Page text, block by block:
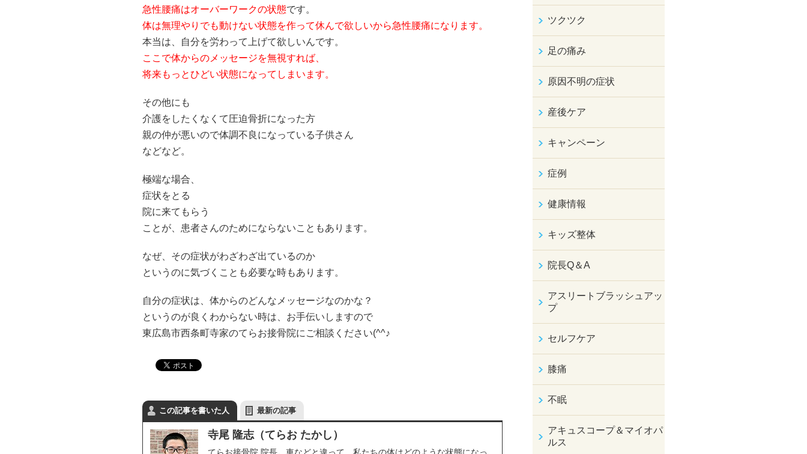
急性腰痛はオーバーワークの状態です。
体は無理やりでも動けない状態を作って休んで欲しいから急性腰痛になります。
本当は、自分を労わって上げて欲しいんです。
ここで体からのメッセージを無視すれば、
将来もっとひどい状態になってしまいます。
その他にも
介護をしたくなくて圧迫骨折になった方
親の仲が悪いので体調不良になっている子供さん
などなど。
極端な場合、
症状をとる
院に来てもらう
ことが、患者さんのためにならないこともあります。
なぜ、その症状がわざわざ出ているのか
というのに気づくことも必要な時もあります。
自分の症状は、体からのどんなメッセージなのかな？
というのが良くわからない時は、お手伝いしますので
東広島市西条町寺家のてらお接骨院にご相談ください(^^♪
この記事を書いた人 最新の記事
寺尾 隆志（てらお たかし）
ツクツク
足の痛み
原因不明の症状
産後ケア
キャンペーン
症例
健康情報
キッズ整体
院長Q＆A
アスリートブラッシュアッ
プ
セルフケア
膝痛
不眠
アキュスコープ＆マイオパ
ルス